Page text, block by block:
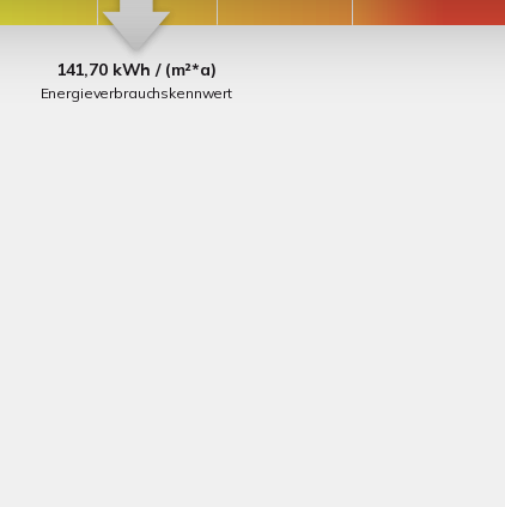
141,70 kWh / (m²*a)
Energieverbrauchskennwert